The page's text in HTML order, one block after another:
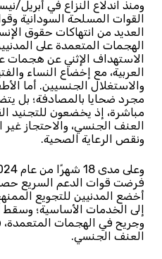
القوات المسلحة السودانية
العديد من انتهاكات حقوق
الهجمات المتعمدة على
الاستهداف الإثني عن هجمات
العربية، مع إخضاع النساء
والاستغلال الجنسيين. أما
مجرد ضحايا بالمصادفة؛ بل
مباشرة، إذ يخضعون للتجنيد
العنف الجنسي، والاحتجاز غير
ونقص الرعاية الصحية.
فرضت قوات الدعم السريع
أخضع المدنيين للتجويع
إلى الخدمات الأساسية؛ وسقط
وجريح في الهجمات
العنف الجنسي.